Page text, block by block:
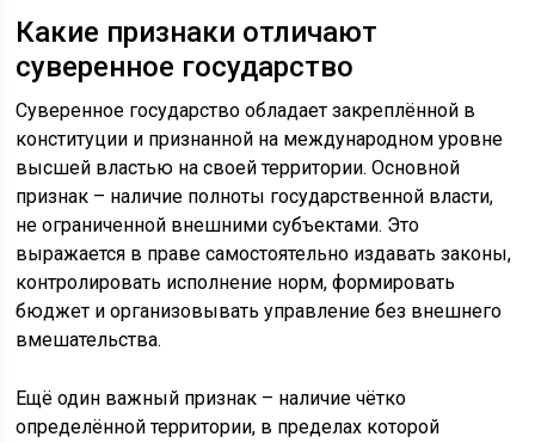
Какие признаки отличают
суверенное государство
Суверенное государство обладает закреплённой в
конституции и признанной на международном уровне
высшей властью на своей территории. Основной
признак – наличие полноты государственной власти,
не ограниченной внешними субъектами. Это
выражается в праве самостоятельно издавать законы,
контролировать исполнение норм, формировать
бюджет и организовывать управление без внешнего
вмешательства.
Ещё один важный признак – наличие чётко
определённой территории, в пределах которой